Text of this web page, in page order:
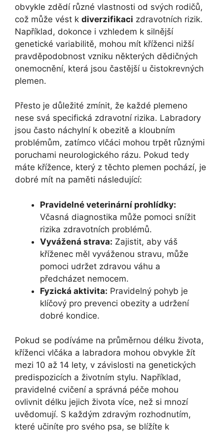
obvykle zdědí různé vlastnosti od svých rodičů,
což může vést k diverzifikaci zdravotních rizik.
Například, dokonce i vzhledem k silnější
genetické variabilitě, mohou mít kříženci nižší
pravděpodobnost vzniku některých dědičných
onemocnění, která jsou častější u čistokrevných
plemen.
Přesto je důležité zmínit, že každé plemeno
nese svá specifická zdravotní rizika. Labradory
jsou často náchylní k obezitě a kloubním
problémům, zatímco vlčáci mohou trpět různými
poruchami neurologického rázu. Pokud tedy
máte křížence, který z těchto plemen pochází, je
dobré mít na paměti následující:
Pravidelné veterinární prohlídky:
Včasná diagnostika může pomoci snížit
rizika zdravotních problémů.
Vyvážená strava: Zajistit, aby váš
kříženec měl vyváženou stravu, může
pomoci udržet zdravou váhu a
předcházet nemocem.
Fyzická aktivita: Pravidelný pohyb je
klíčový pro prevenci obezity a udržení
dobré kondice.
Pokud se podíváme na průměrnou délku života,
kříženci vlčáka a labradora mohou obvykle žít
mezi 10 až 14 lety, v závislosti na genetických
predispozicích a životním stylu. Například,
pravidelné cvičení a správná péče mohou
ovlivnit délku jejich života více, než si mnozí
uvědomují. S každým zdravým rozhodnutím,
které učiníte pro svého psa, se blížíte k